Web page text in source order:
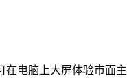
在电脑上大屏体验市面主